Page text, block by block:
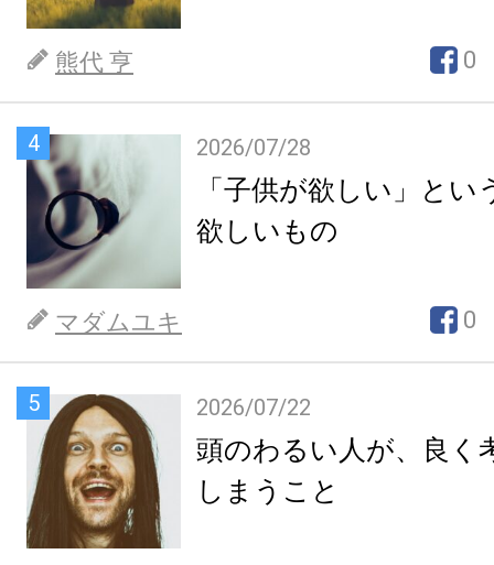
熊代 亨 0
4 2026/07/28
「子供が欲しい」とい
欲しいもの
マダムユキ 0
5 2026/07/22
頭のわるい人が、良く
しまうこと